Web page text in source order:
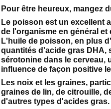
Pour être heureux, mangez
Le poisson est un excellent
de l'organisme en général et
L'huile de poisson, en plus
quantités d'acide gras DHA,
sérotonine dans le cerveau,
influence de façon positive
Les noix et les graines,
graines de lin, de citrouille,
d'autres types d'acides gras.